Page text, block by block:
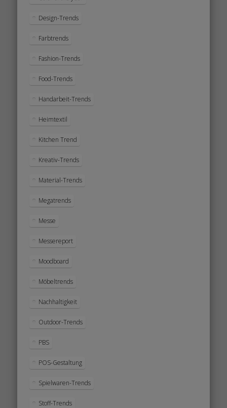
Design-Trends
Farbtrends
Fashion-Trends
Food-Trends
Handarbeit-Trends
Heimtextil
Kitchen Trend
Kreativ-Trends
Material-Trends
Megatrends
Messe
Messereport
Moodboard
Möbeltrends
Nachhaltigkeit
Outdoor-Trends
PBS
POS-Gestaltung
Spielwaren-Trends
Stoff-Trends